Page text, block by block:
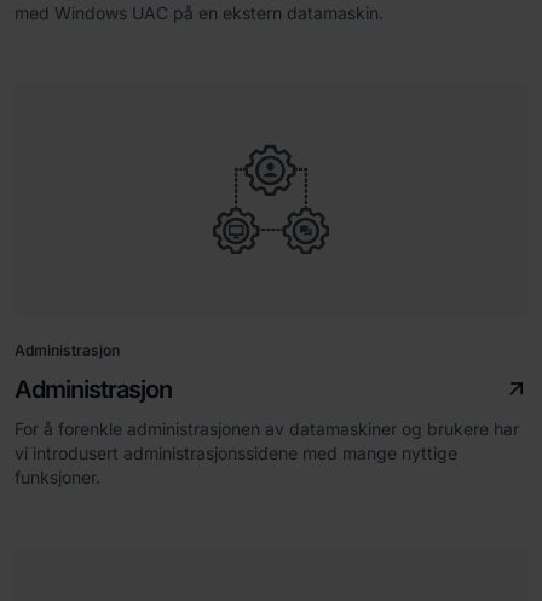
med Windows UAC på en ekstern datamaskin.
Administrasjon
Administrasjon
For å forenkle administrasjonen av datamaskiner og brukere har
vi introdusert administrasjonssidene med mange nyttige
funksjoner.